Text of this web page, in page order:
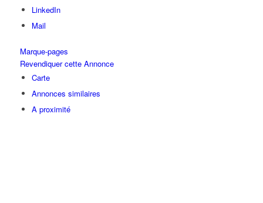
LinkedIn
Mail
Marque-pages
Revendiquer cette Annonce
Carte
Annonces similaires
A proximité